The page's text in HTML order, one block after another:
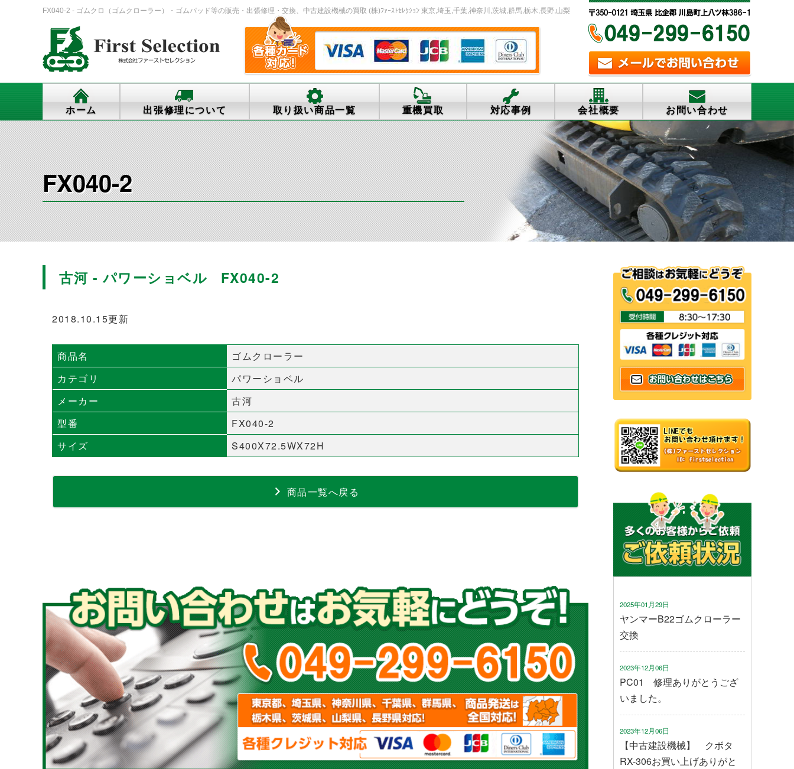
FX040-2 - ゴムクロ（ゴムクローラー）・ゴムパッド等の販売・出張修理・交換、中古建設機械の買取 (株)ﾌｧｰｽﾄｾﾚｸｼｮﾝ 東京,埼玉,千葉,神奈川,茨城,群馬,栃木,長野,山梨
ホーム 出張修理について 取り扱い商品一覧 重機買取 対応事例 会社概要 お問い合わせ
FX040-2
古河 - パワーショベル FX040-2
2018.10.15更新
商品名
ゴムクローラー
カテゴリ
パワーショベル
メーカー
古河
型番
FX040-2
サイズ
S400X72.5WX72H
商品一覧へ戻る
2025年01月29日
ヤンマーB22ゴムクローラー
交換
2023年12月06日
PC01 修理ありがとうござ
いました。
2023年12月06日
【中古建設機械】 クボタ
RX-306お買い上げありがと